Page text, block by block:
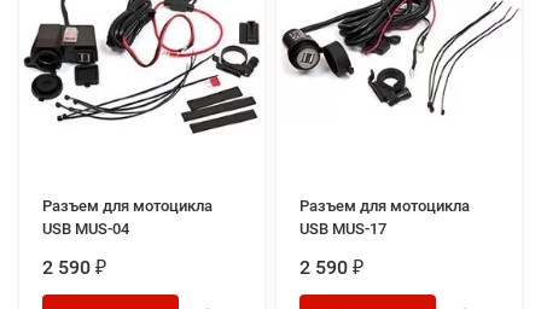
Разъем для мотоцикла
USB MUS-04
2 590 ₽
Разъем для мотоцикла
USB MUS-17
2 590 ₽